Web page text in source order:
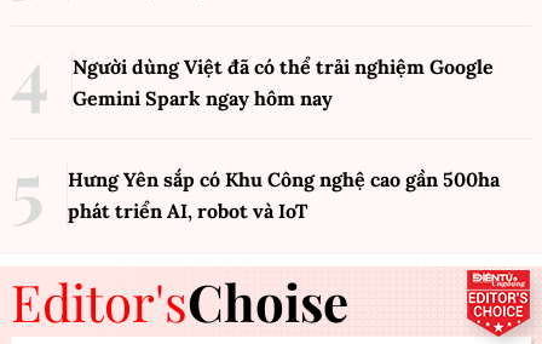
Người dùng Việt đã có thể trải nghiệm Google
Gemini Spark ngay hôm nay
Hưng Yên sắp có Khu Công nghệ cao gần 500ha
phát triển AI, robot và IoT
Editor'sChoise